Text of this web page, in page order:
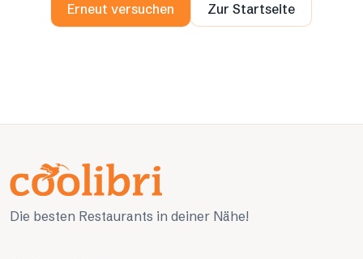
Erneut versuchen Zur Startseite
Die besten Restaurants in deiner Nähe!